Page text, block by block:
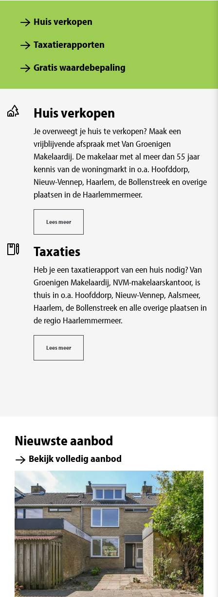
Huis verkopen
Taxatierapporten
Gratis waardebepaling
Huis verkopen
Je overweegt je huis te verkopen? Maak een
vrijblijvende afspraak met Van Groenigen
Makelaardij. De makelaar met al meer dan 55 jaar
kennis van de woningmarkt in o.a. Hoofddorp,
Nieuw-Vennep, Haarlem, de Bollenstreek en overige
plaatsen in de Haarlemmermeer.
Lees meer
Taxaties
Heb je een taxatierapport van een huis nodig? Van
Groenigen Makelaardij, NVM-makelaarskantoor, is
thuis in o.a. Hoofddorp, Nieuw-Vennep, Aalsmeer,
Haarlem, de Bollenstreek en alle overige plaatsen in
de regio Haarlemmermeer.
Lees meer
Nieuwste aanbod
Bekijk volledig aanbod